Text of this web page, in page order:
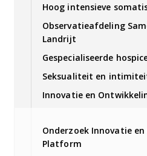
Hoog intensieve
Observatieafdeling
Landrijt
Gespecialiseerde
Seksualiteit en
Innovatie en
Onderzoek Innovatie
Platform